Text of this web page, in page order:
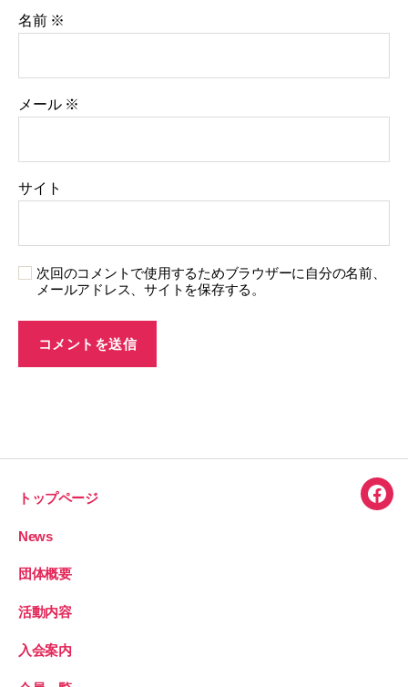
名前 ※
メール ※
サイト
次回のコメントで使用するためブラウザーに自分の名前、
メールアドレス、サイトを保存する。
トップページ
News
団体概要
活動内容
入会案内